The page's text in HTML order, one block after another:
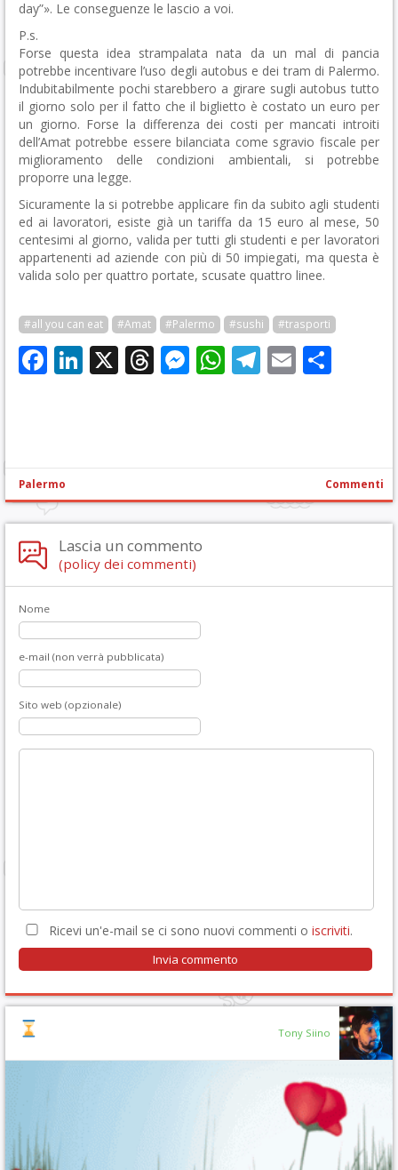
day”». Le conseguenze le lascio a voi.
P.s.
Forse questa idea strampalata nata da un mal di pancia
potrebbe incentivare l’uso degli autobus e dei tram di Palermo.
Indubitabilmente pochi starebbero a girare sugli autobus tutto
il giorno solo per il fatto che il biglietto è costato un euro per
un giorno. Forse la differenza dei costi per mancati introiti
dell’Amat potrebbe essere bilanciata come sgravio fiscale per
miglioramento delle condizioni ambientali, si potrebbe
proporre una legge.
Sicuramente la si potrebbe applicare fin da subito agli studenti
ed ai lavoratori, esiste già un tariffa da 15 euro al mese, 50
centesimi al giorno, valida per tutti gli studenti e per lavoratori
appartenenti ad aziende con più di 50 impiegati, ma questa è
valida solo per quattro portate, scusate quattro linee.
#all you can eat #Amat #Palermo #sushi #trasporti
Facebook
LinkedIn
X Threads
Messenger
WhatsApp
Telegram
Email
Palermo Commenti
Lascia un commento
(policy dei commenti)
Nome
e-mail (non verrà pubblicata)
Sito web (opzionale)
Ricevi un'e-mail se ci sono nuovi commenti o iscriviti.
Tony Siino